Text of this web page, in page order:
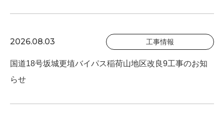
2026.08.03 工事情報
国道18号坂城更埴バイパス稲荷山地区改良9工事のお知
らせ